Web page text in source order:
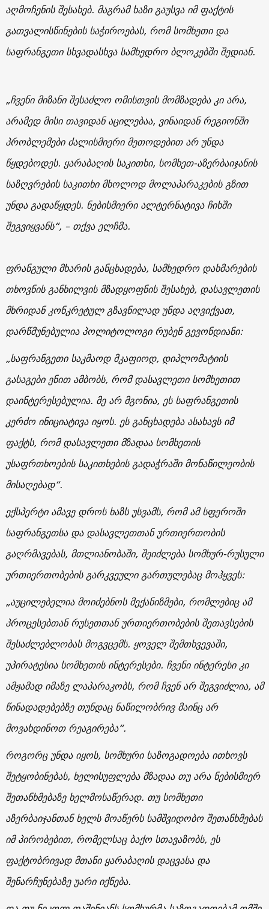
აღმოჩენის შესახებ. მაგრამ ხაზი გაუსვა იმ ფაქტის
გათვალისწინების საჭიროებას, რომ სომხეთი და
საფრანგეთი სხვადასხვა სამხედრო ბლოკებში შედიან.
„ჩვენი მიზანი შესაძლო ომისთვის მომზადება კი არა,
არამედ მისი თავიდან აცილებაა, ვინაიდან რეგიონში
პრობლემები ძალისმიერი მეთოდებით არ უნდა
წყდებოდეს. ყარაბაღის საკითხი, სომხეთ-აზერბაიჯანის
საზღვრების საკითხი მხოლოდ მოლაპარაკების გზით
უნდა გადაწყდეს. ნებისმიერი ალტერნატივა ჩიხში
შეგვიყვანს“, – თქვა ელჩმა.
ფრანგული მხარის განცხადება, სამხედრო დახმარების
თხოვნის განხილვის მზადყოფნის შესახებ, დასავლეთის
მხრიდან კონკრეტულ გზავნილად უნდა აღვიქვათ,
დარწმუნებულია პოლიტოლოგი რუბენ გევონდიანი:
„საფრანგეთი საკმაოდ მკაფიოდ, დიპლომატიის
გასაგები ენით ამბობს, რომ დასავლეთი სომხეთით
დაინტერესებულია. მე არ მგონია, ეს საფრანგეთის
კერძო ინიციატივა იყოს. ეს განცხადება ასახავს იმ
ფაქტს, რომ დასავლეთი მზადაა სომხეთის
უსაფრთხოების საკითხების გადაჭრაში მონაწილეობის
მისაღებად“.
ექსპერტი ამავე დროს ხაზს უსვამს, რომ ამ სფეროში
საფრანგეთსა და დასავლეთთან ურთიერთობის
გაღრმავებას, მთლიანობაში, შეიძლება სომხურ-რუსული
ურთიერთობების გარკვეული გართულებაც მოჰყვეს:
„აუცილებელია მოიძებნოს მექანიზმები, რომლებიც ამ
პროცესებთან რუსეთთან ურთიერთობების შეთავსების
შესაძლებლობას მოგვცემს. ყოველ შემთხვევაში,
უპირატესია სომხეთის ინტერესები. ჩვენი ინტერესი კი
ამჟამად იმაზე ლაპარაკობს, რომ ჩვენ არ შეგვიძლია, ამ
წინადადებებზე თუნდაც ნაწილობრივ მაინც არ
მოვახდინოთ რეაგირება“.
როგორც უნდა იყოს, სომხური საზოგადოება ითხოვს
შეტყობინებას, ხელისუფლება მზადაა თუ არა ნებისმიერ
შეთანხმებაზე ხელმოსაწერად. თუ სომხეთი
აზერბაიჯანთან ხელს მოაწერს სამშვიდობო შეთანხმებას
იმ პირობებით, რომელსაც ბაქო სთავაზობს, ეს
ფაქტობრივად მთანი ყარაბაღის დაცვასა და
შენარჩუნებაზე უარი იქნება.